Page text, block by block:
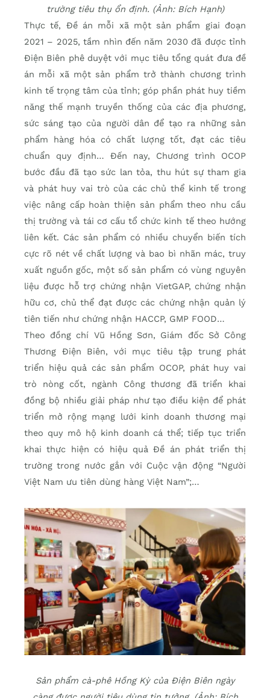
trường tiêu thụ ổn định. (Ảnh: Bích Hạnh)
Thực tế, Đề án mỗi xã một sản phẩm giai đoạn
2021 – 2025, tầm nhìn đến năm 2030 đã được tỉnh
Điện Biên phê duyệt với mục tiêu tổng quát đưa đề
án mỗi xã một sản phẩm trở thành chương trình
kinh tế trọng tâm của tỉnh; góp phần phát huy tiềm
năng thế mạnh truyền thống của các địa phương,
sức sáng tạo của người dân để tạo ra những sản
phẩm hàng hóa có chất lượng tốt, đạt các tiêu
chuẩn quy định… Đến nay, Chương trình OCOP
bước đầu đã tạo sức lan tỏa, thu hút sự tham gia
và phát huy vai trò của các chủ thể kinh tế trong
việc nâng cấp hoàn thiện sản phẩm theo nhu cầu
thị trường và tái cơ cấu tổ chức kinh tế theo hướng
liên kết. Các sản phẩm có nhiều chuyển biến tích
cực rõ nét về chất lượng và bao bì nhãn mác, truy
xuất nguồn gốc, một số sản phẩm có vùng nguyên
liệu được hỗ trợ chứng nhận VietGAP, chứng nhận
hữu cơ, chủ thể đạt được các chứng nhận quản lý
tiên tiến như chứng nhận HACCP, GMP FOOD…
Theo đồng chí Vũ Hồng Sơn, Giám đốc Sở Công
Thương Điện Biên, với mục tiêu tập trung phát
triển hiệu quả các sản phẩm OCOP, phát huy vai
trò nòng cốt, ngành Công thương đã triển khai
đồng bộ nhiều giải pháp như tạo điều kiện để phát
triển mở rộng mạng lưới kinh doanh thương mại
theo quy mô hộ kinh doanh cá thể; tiếp tục triển
khai thực hiện có hiệu quả Đề án phát triển thị
trường trong nước gắn với Cuộc vận động “Người
Việt Nam ưu tiên dùng hàng Việt Nam”;…
Sản phẩm cà-phê Hồng Kỳ của Điện Biên ngày